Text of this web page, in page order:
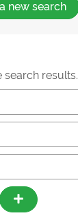
new search
search results.